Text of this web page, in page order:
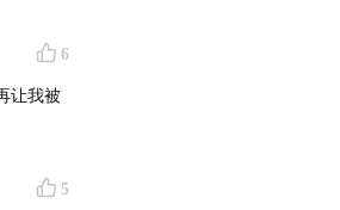
6
让我被
5